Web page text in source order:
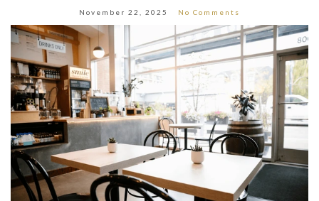
November 22, 2025 No Comments